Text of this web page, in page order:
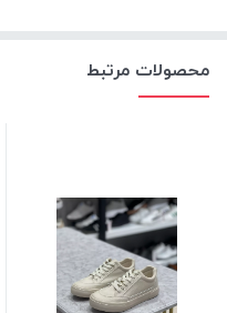
محصولات مرتبط